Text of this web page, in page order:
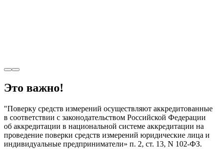
Это важно!
"Поверку средств измерений осуществляют аккредитованные
в соответствии с законодательством Российской Федерации
об аккредитации в национальной системе аккредитации на
проведение поверки средств измерений юридические лица и
индивидуальные предприниматели» п. 2, ст. 13, N 102-ФЗ.